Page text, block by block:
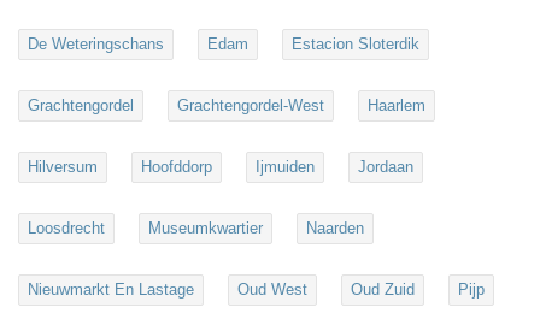
De Weteringschans Edam Estacion Sloterdik
Grachtengordel Grachtengordel-West Haarlem
Hilversum Hoofddorp Ijmuiden Jordaan
Loosdrecht Museumkwartier Naarden
Nieuwmarkt En Lastage Oud West Oud Zuid Pijp